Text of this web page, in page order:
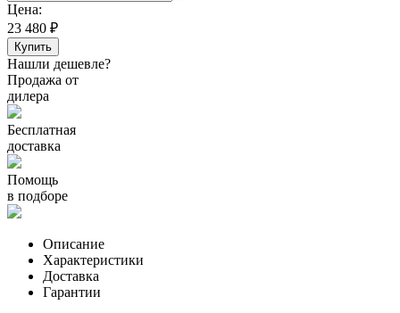
Цена:
23 480 ₽
Купить
Нашли дешевле?
Продажа от
дилера
Бесплатная
доставка
Помощь
в подборе
Описание
Характеристики
Доставка
Гарантии